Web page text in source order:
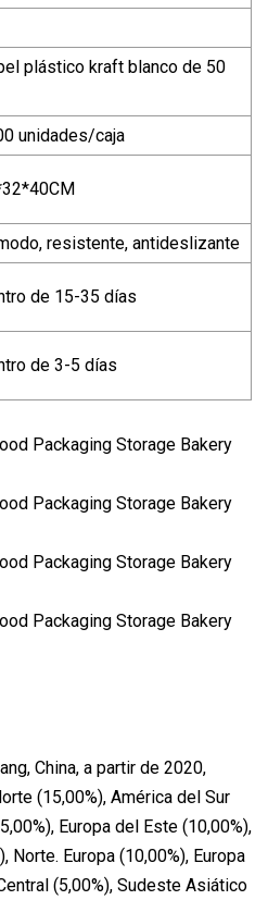
plástico kraft blanco de 50
unidades/caja
resistente, antideslizante
de 15-35 días
de 3-5 días
China, a partir de 2020,
(15,00%), América del Sur
Europa del Este (10,00%),
Norte. Europa (10,00%), Europa
(5,00%), Sudeste Asiático